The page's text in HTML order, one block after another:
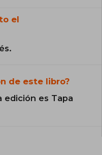
el
de este libro?
edición es Tapa